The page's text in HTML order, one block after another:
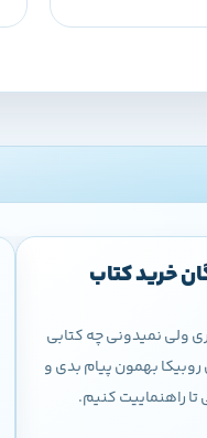
خرید کتاب
ولی نمیدونی چه کتابی
بهمون پیام بدی و
راهنماییت کنیم.